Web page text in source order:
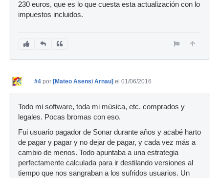
230 euros, que es lo que cuesta esta actualización con lo
impuestos incluidos.
#4 por [Mateo Asensi Arnau] el 01/06/2016
Todo mi software, toda mi música, etc. comprados y
legales. Pocas bromas con eso.
Fui usuario pagador de Sonar durante años y acabé harto
de pagar y pagar y no dejar de pagar, y cada vez más a
cambio de menos. Todo apuntaba a una estrategia
perfectamente calculada para ir destilando versiones al
tiempo que nos sangraban a los sufridos usuarios. Un